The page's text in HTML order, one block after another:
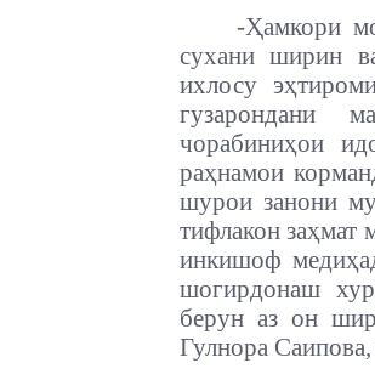
-Ҳамкори
сухани ширин
ихлосу
гузарондани
чорабиниҳои
раҳнамои
шурои занони
тифлакон заҳмат
инкишоф
шогирдонаш
берун аз он
Гулнора